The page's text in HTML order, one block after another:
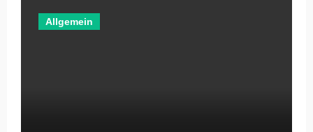
Allgemein